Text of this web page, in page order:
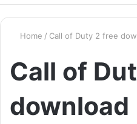
Home / Call of Duty 2 free
Call of
download